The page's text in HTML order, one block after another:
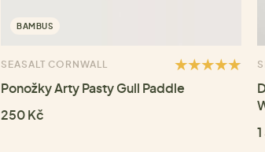
BAMBUS
SEASALT CORNWALL
Ponožky Arty Pasty Gull Paddle
250 Kč